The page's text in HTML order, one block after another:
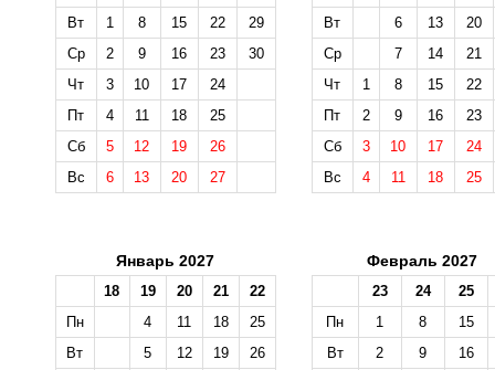
Вт
1 8 15 22
29
Ср
2 9 16 23
30
Чт
3 10 17
24
Пт
4 11 18
25
Сб
5 12 19
26
Вс
6 13 20 27
Вт
6 13
20
Ср
7 14
21
Чт
1 8 15
22
Пт
2 9 16
23
Сб
3 10 17
24
Вс
4 11 18 25
Январь 2027
18 19 20 21
22
Пн
4 11 18
25
Вт
5 12 19
26
Февраль 2027
23 24
25
Пн
1 8
15
Вт
2 9
16